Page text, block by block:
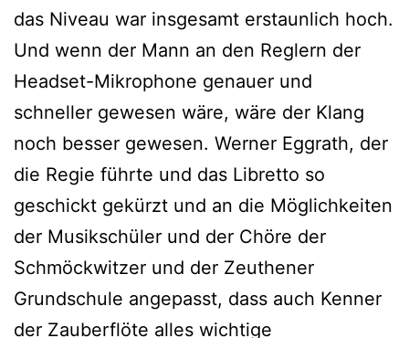
das Niveau war insgesamt erstaunlich hoch.
Und wenn der Mann an den Reglern der
Headset-Mikrophone genauer und
schneller gewesen wäre, wäre der Klang
noch besser gewesen. Werner Eggrath, der
die Regie führte und das Libretto so
geschickt gekürzt und an die Möglichkeiten
der Musikschüler und der Chöre der
Schmöckwitzer und der Zeuthener
Grundschule angepasst, dass auch Kenner
der Zauberflöte alles wichtige